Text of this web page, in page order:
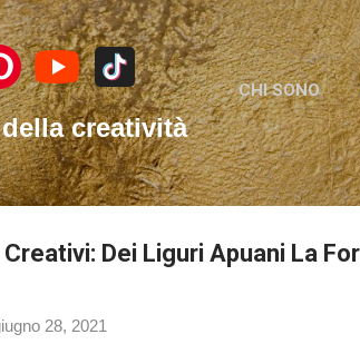
Passa ai contenuti
creatività
CHI SONO
Dei Liguri Apuani La
28, 2021